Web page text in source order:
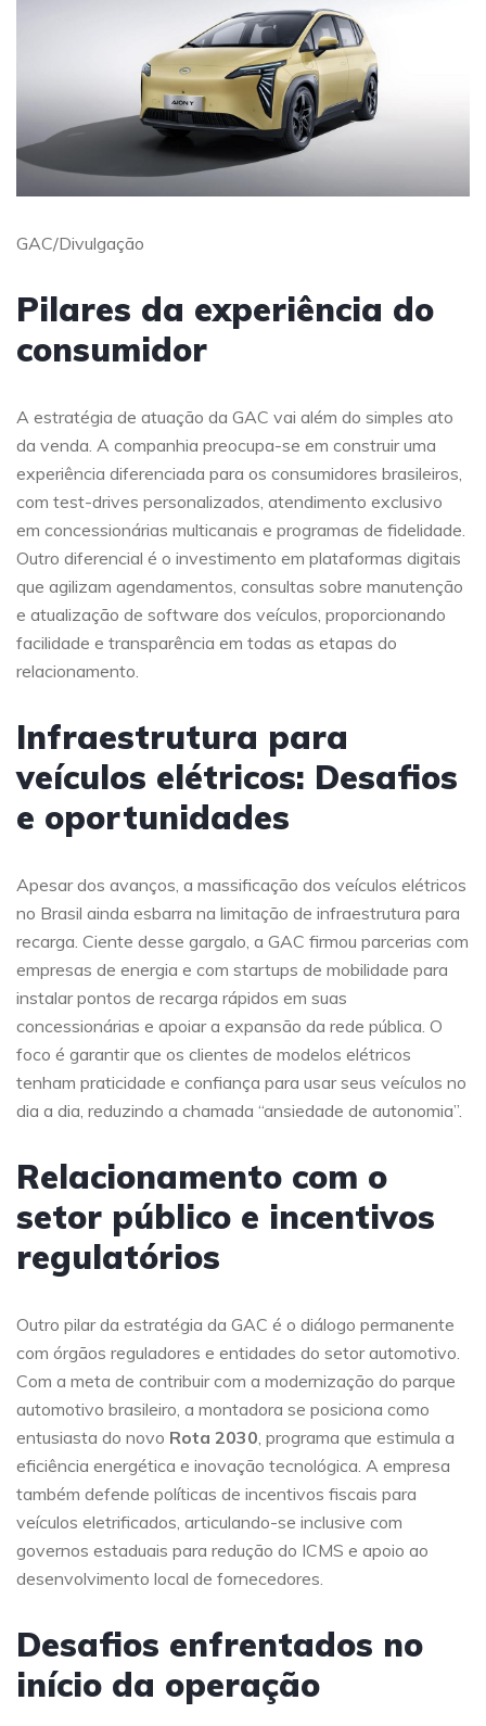
GAC/Divulgação
Pilares da experiência do
consumidor
A estratégia de atuação da GAC vai além do simples ato
da venda. A companhia preocupa-se em construir uma
experiência diferenciada para os consumidores brasileiros,
com test-drives personalizados, atendimento exclusivo
em concessionárias multicanais e programas de fidelidade.
Outro diferencial é o investimento em plataformas digitais
que agilizam agendamentos, consultas sobre manutenção
e atualização de software dos veículos, proporcionando
facilidade e transparência em todas as etapas do
relacionamento.
Infraestrutura para
veículos elétricos: Desafios
e oportunidades
Apesar dos avanços, a massificação dos veículos elétricos
no Brasil ainda esbarra na limitação de infraestrutura para
recarga. Ciente desse gargalo, a GAC firmou parcerias com
empresas de energia e com startups de mobilidade para
instalar pontos de recarga rápidos em suas
concessionárias e apoiar a expansão da rede pública. O
foco é garantir que os clientes de modelos elétricos
tenham praticidade e confiança para usar seus veículos no
dia a dia, reduzindo a chamada “ansiedade de autonomia”.
Relacionamento com o
setor público e incentivos
regulatórios
Outro pilar da estratégia da GAC é o diálogo permanente
com órgãos reguladores e entidades do setor automotivo.
Com a meta de contribuir com a modernização do parque
automotivo brasileiro, a montadora se posiciona como
entusiasta do novo Rota 2030 , programa que estimula a
eficiência energética e inovação tecnológica. A empresa
também defende políticas de incentivos fiscais para
veículos eletrificados, articulando-se inclusive com
governos estaduais para redução do ICMS e apoio ao
desenvolvimento local de fornecedores.
Desafios enfrentados no
início da operação